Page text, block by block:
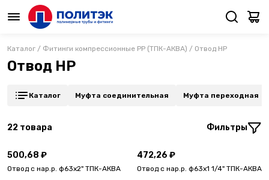
Каталог / Фитинги компрессионные PP (ТПК-АКВА) / Отвод НР
Отвод НР
Каталог Муфта соединительная Муфта переходная
22 товара Фильтры
500,68 ₽
Отвод с нар.р. ф63х2" ТПК-АКВА
472,26 ₽
Отвод с нар.р. ф63х1 1/4" ТПК-АКВА